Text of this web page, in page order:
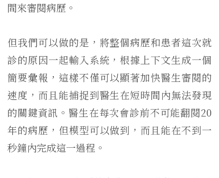
間來審閱病歷。
但我們可以做的是，將整個病歷和患者這次就
診的原因一起輸入系統，根據上下文生成一個
簡要彙報，這樣不僅可以顯著加快醫生審閱的
速度，而且能捕捉到醫生在短時間內無法發現
的關鍵資訊。醫生在每次會診前不可能翻閱20
年的病歷，但模型可以做到，而且能在不到一
秒鐘內完成這一過程。